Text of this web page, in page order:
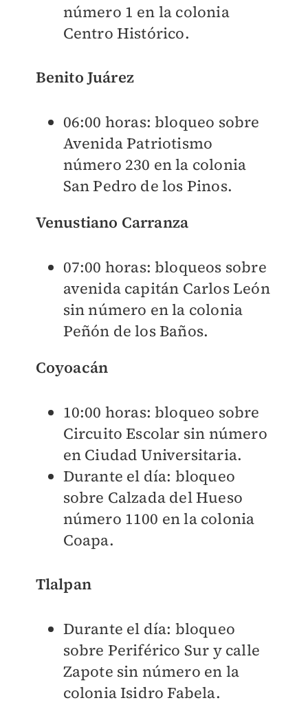
número 1 en la colonia
Centro Histórico.
Benito Juárez
06:00 horas: bloqueo sobre
Avenida Patriotismo
número 230 en la colonia
San Pedro de los Pinos.
Venustiano Carranza
07:00 horas: bloqueos sobre
avenida capitán Carlos León
sin número en la colonia
Peñón de los Baños.
Coyoacán
10:00 horas: bloqueo sobre
Circuito Escolar sin número
en Ciudad Universitaria.
Durante el día: bloqueo
sobre Calzada del Hueso
número 1100 en la colonia
Coapa.
Tlalpan
Durante el día: bloqueo
sobre Periférico Sur y calle
Zapote sin número en la
colonia Isidro Fabela.